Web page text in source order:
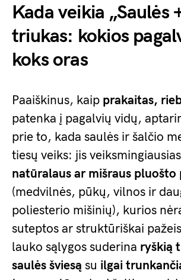
Kada veikia „Saulės
triukas: kokios
koks oras
Paaiškinus, kaip prakaitas,
patenka į pagalvių vidų,
prie to, kada saulės ir šalčio
tiesų veiks: jis
natūralaus ar mišraus pluošto
(medvilnės, pūkų, vilnos ir
poliesterio mišinių), kurios
suteptos ar struktūriškai
lauko sąlygos suderina ryškią
saulės šviesą su ilgai